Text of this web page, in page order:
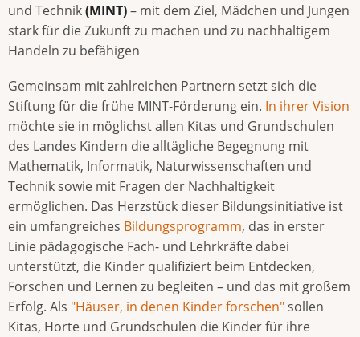
und Technik(MINT)– mit dem Ziel, Mädchen und Jungen
stark für die Zukunft zu machen und zu nachhaltigem
Handeln zu befähigen
Gemeinsam mit zahlreichen Partnern setzt sich die
Stiftung für die frühe MINT-Förderung ein. In ihrer Vision
möchte sie in möglichst allen Kitas und Grundschulen
des Landes Kindern die alltägliche Begegnung mit
Mathematik, Informatik, Naturwissenschaften und
Technik sowie mit Fragen der Nachhaltigkeit
ermöglichen. Das Herzstück dieser Bildungsinitiative ist
ein umfangreiches Bildungsprogramm, das in erster
Linie pädagogische Fach- und Lehrkräfte dabei
unterstützt, die Kinder qualifiziert beim Entdecken,
Forschen und Lernen zu begleiten – und das mit großem
Erfolg. Als "Häuser, in denen Kinder forschen"sollen
Kitas, Horte und Grundschulen die Kinder für ihre